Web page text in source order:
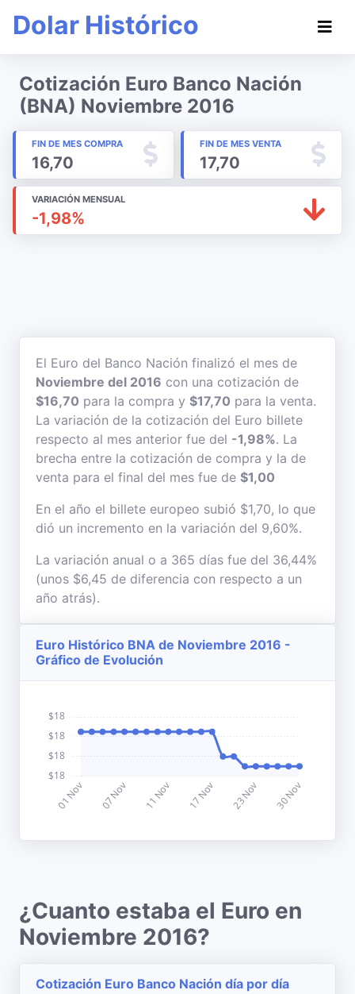
Dolar Histórico
Cotización Euro Banco Nación
(BNA) Noviembre 2016
FIN DE MES COMPRA
16,70
FIN DE MES VENTA
17,70
VARIACIÓN MENSUAL
-1,98%
El Euro del Banco Nación finalizó el mes de
Noviembre del 2016 con una cotización de
$16,70 para la compra y $17,70 para la venta.
La variación de la cotización del Euro billete
respecto al mes anterior fue del -1,98%. La
brecha entre la cotización de compra y la de
venta para el final del mes fue de $1,00
En el año el billete europeo subió $1,70, lo que
dió un incremento en la variación del 9,60%.
La variación anual o a 365 días fue del 36,44%
(unos $6,45 de diferencia con respecto a un
año atrás).
Euro Histórico BNA de Noviembre 2016 -
Gráfico de Evolución
¿Cuanto estaba el Euro en
Noviembre 2016?
Cotización Euro Banco Nación día por día